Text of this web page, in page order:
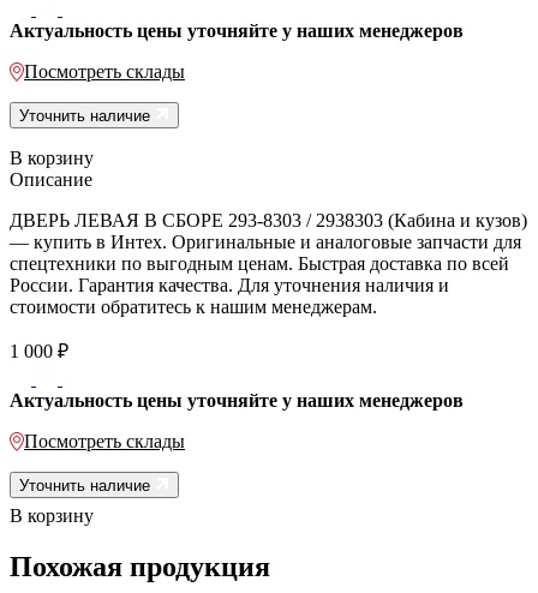
Актуальность цены уточняйте у наших менеджеров
Посмотреть склады
Уточнить наличие
В корзину
Описание
ДВЕРЬ ЛЕВАЯ В СБОРЕ 293-8303 / 2938303 (Кабина и кузов)
— купить в Интех. Оригинальные и аналоговые запчасти для
спецтехники по выгодным ценам. Быстрая доставка по всей
России. Гарантия качества. Для уточнения наличия и
стоимости обратитесь к нашим менеджерам.
1 000 ₽
Актуальность цены уточняйте у наших менеджеров
Посмотреть склады
Уточнить наличие
В корзину
Похожая продукция